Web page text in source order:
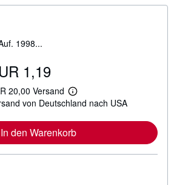
1998...
1,19
20,00 Versand
W
e
t
e
von Deutschland nach USA
In den Warenkorb